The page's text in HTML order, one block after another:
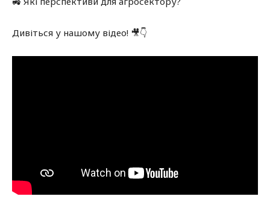
Дивіться у нашому відео! 🎥👇